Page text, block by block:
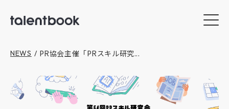
NEWS / PR協会主催「PRスキル研究...